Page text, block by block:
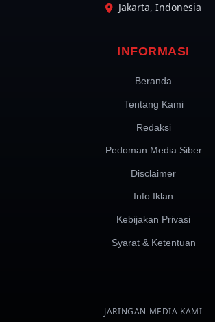
Jakarta, Indonesia
INFORMASI
Beranda
Tentang Kami
Redaksi
Pedoman Media Siber
Disclaimer
Info Iklan
Kebijakan Privasi
Syarat & Ketentuan
JARINGAN MEDIA KAMI